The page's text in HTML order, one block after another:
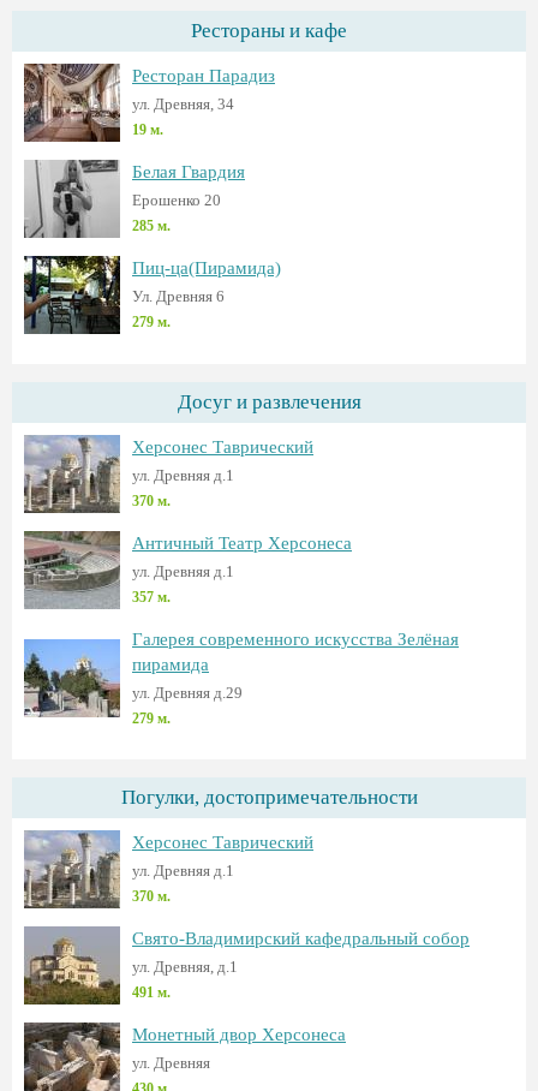
Рестораны и кафе
Ресторан Парадиз
ул. Древняя, 34
19 м.
Белая Гвардия
Ерошенко 20
285 м.
Пиц-ца(Пирамида)
Ул. Древняя 6
279 м.
Досуг и развлечения
Херсонес Таврический
ул. Древняя д.1
370 м.
Античный Театр Херсонеса
ул. Древняя д.1
357 м.
Галерея современного искусства Зелёная
пирамида
ул. Древняя д.29
279 м.
Погулки, достопримечательности
Херсонес Таврический
ул. Древняя д.1
370 м.
Свято-Владимирский кафедральный собор
ул. Древняя, д.1
491 м.
Монетный двор Херсонеса
ул. Древняя